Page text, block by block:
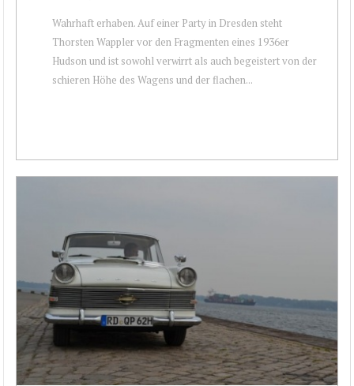
Wahrhaft erhaben. Auf einer Party in Dresden steht
Thorsten Wappler vor den Fragmenten eines 1936er
Hudson und ist sowohl verwirrt als auch begeistert von der
schieren Höhe des Wagens und der flachen...